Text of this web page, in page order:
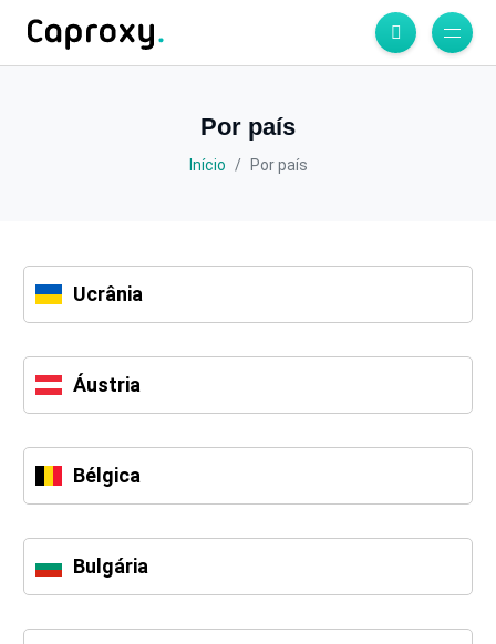
Por país
Início Por país
Ucrânia
Áustria
Bélgica
Bulgária